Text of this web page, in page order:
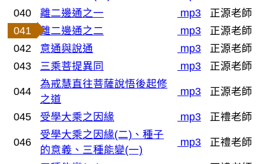
040
離二邊通之一 mp3
正源老師
041
離二邊通之二 mp3
正源老師
042
意通與說通 mp3
正源老師
043
三乘菩提異同 mp3 正源老師
044
為戒慧直往菩薩說悟後起修
之道
mp3 正源老師
045 受學大乘之因緣 mp3 正禮老師
046
受學大乘之因緣(二)、種子
的意義、三種能變(一)
mp3 正禮老師